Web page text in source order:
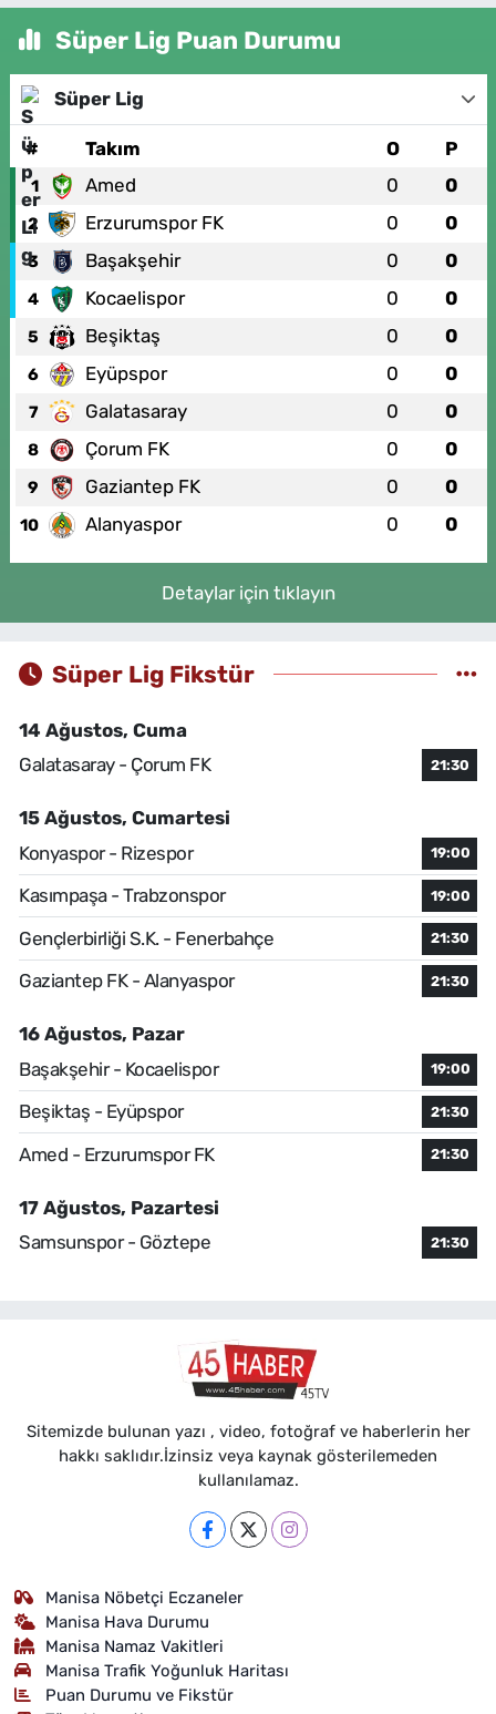
Süper Lig Puan Durumu
Süper Lig
# Takım O P
1 Amed 0 0
2 Erzurumspor FK 0 0
3 Başakşehir 0 0
4 Kocaelispor 0 0
5 Beşiktaş 0 0
6 Eyüpspor 0 0
7 Galatasaray 0 0
8 Çorum FK 0 0
9 Gaziantep FK 0 0
10 Alanyaspor 0 0
Detaylar için tıklayın
Süper Lig Fikstür
14 Ağustos, Cuma
Galatasaray - Çorum FK
21:30
15 Ağustos, Cumartesi
Konyaspor - Rizespor
19:00
Kasımpaşa - Trabzonspor 19:00
Gençlerbirliği S.K. - Fenerbahçe 21:30
Gaziantep FK - Alanyaspor 21:30
16 Ağustos, Pazar
Başakşehir - Kocaelispor
19:00
Beşiktaş - Eyüpspor 21:30
Amed - Erzurumspor FK 21:30
17 Ağustos, Pazartesi
Samsunspor - Göztepe
21:30
Sitemizde bulunan yazı , video, fotoğraf ve haberlerin her
hakkı saklıdır.İzinsiz veya kaynak gösterilemeden
kullanılamaz.
Manisa Nöbetçi Eczaneler
Manisa Hava Durumu
Manisa Namaz Vakitleri
Manisa Trafik Yoğunluk Haritası
Puan Durumu ve Fikstür